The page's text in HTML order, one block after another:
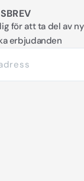
för att ta del av
erbjudanden